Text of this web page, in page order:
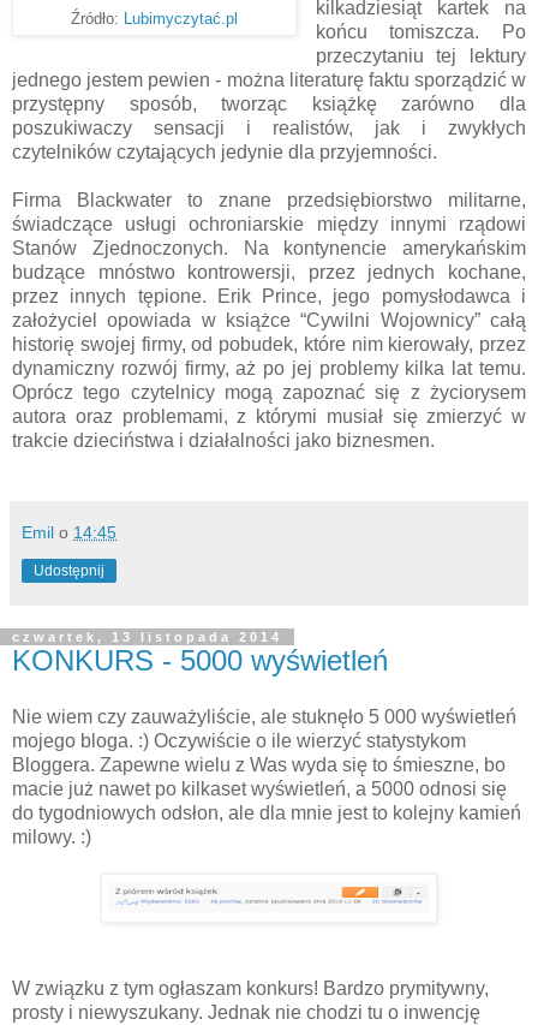
Źródło: Lubimyczytać.pl
kilkadziesiąt kartek na
końcu tomiszcza. Po
przeczytaniu tej lektury
jednego jestem pewien - można literaturę faktu sporządzić w
przystępny sposób, tworząc książkę zarówno dla
poszukiwaczy sensacji i realistów, jak i zwykłych
czytelników czytających jedynie dla przyjemności.
Firma Blackwater to znane przedsiębiorstwo militarne,
świadczące usługi ochroniarskie między innymi rządowi
Stanów Zjednoczonych. Na kontynencie amerykańskim
budzące mnóstwo kontrowersji, przez jednych kochane,
przez innych tępione. Erik Prince, jego pomysłodawca i
założyciel opowiada w książce “Cywilni Wojownicy” całą
historię swojej firmy, od pobudek, które nim kierowały, przez
dynamiczny rozwój firmy, aż po jej problemy kilka lat temu.
Oprócz tego czytelnicy mogą zapoznać się z życiorysem
autora oraz problemami, z którymi musiał się zmierzyć w
trakcie dzieciństwa i działalności jako biznesmen.
Emil o 14:45
Udostępnij
czwartek, 13 listopada 2014
KONKURS - 5000 wyświetleń
Nie wiem czy zauważyliście, ale stuknęło 5 000 wyświetleń
mojego bloga. :) Oczywiście o ile wierzyć statystykom
Bloggera. Zapewne wielu z Was wyda się to śmieszne, bo
macie już nawet po kilkaset wyświetleń, a 5000 odnosi się
do tygodniowych odsłon, ale dla mnie jest to kolejny kamień
milowy. :)
W związku z tym ogłaszam konkurs! Bardzo prymitywny,
prosty i niewyszukany. Jednak nie chodzi tu o inwencję